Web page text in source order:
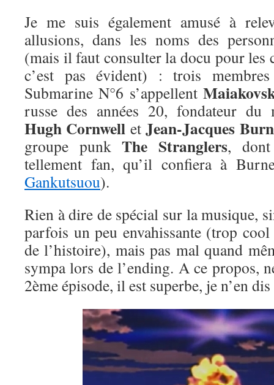
Je me suis également amusé à
allusions, dans les noms des
(mais il faut consulter la docu pour les
c’est pas évident) : trois
Submarine N°6 s’appellent
russe des années 20, fondateur du
Hugh Cornwell etJean-Jacques
groupe punkThe Stranglers,
tellement fan, qu’il confiera à
Gankutsuou).
Rien à dire de spécial sur la musique,
parfois un peu envahissante (trop
de l’histoire), mais pas mal quand
sympa lors de l’ending. A ce propos,
2ème épisode, il est superbe, je n’en